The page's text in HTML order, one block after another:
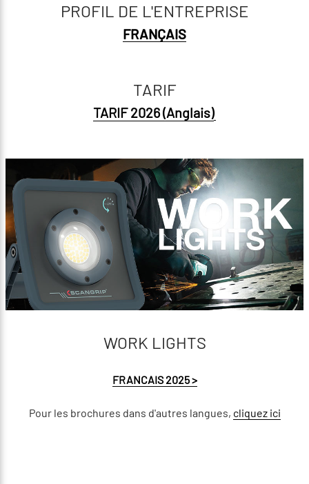
PROFIL DE L'ENTREPRISE
FRANÇAIS
TARIF
TARIF 2026 (Anglais)
WORK LIGHTS
FRANCAIS 2025 >
Pour les brochures dans d'autres langues, cliquez ici